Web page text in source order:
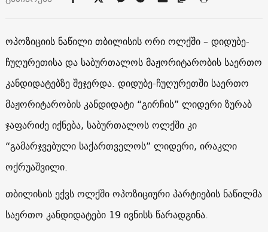
ოპოზიციის ნაწილი თბილისის ორი ოლქში – დიდუბე-
ჩუღურეთისა და საბურთალოს მაჟორიტარობის საერთო
კანდიდატებზე შეჯერდა. დიდუბე-ჩუღურეთში საერთო
მაჟორიტარობის კანდიდატი “გირჩის” ლიდერი ზურაბ
ჯაფარიძე იქნება, საბურთალოს ოლქში კი
“გამარჯვებული საქართველოს” ლიდერი, ირაკლი
ოქრუაშვილი.
თბილისის ექვს ოლქში ოპოზიციური პარტიების ნაწილმა
საერთო კანდიდატები 19 ივნისს წარადგინა.